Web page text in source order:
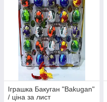
Іграшка Бакуган "Bakugan"
/ ціна за лист